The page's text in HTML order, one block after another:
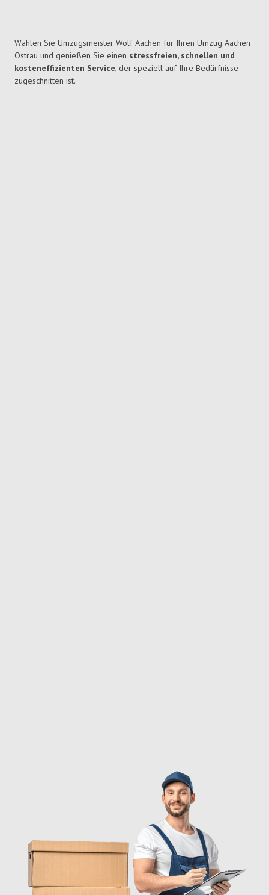
Wählen Sie Umzugsmeister Wolf Aachen für Ihren Umzug Aachen
Ostrau und genießen Sie einen stressfreien, schnellen und
kosteneffizienten Service, der speziell auf Ihre Bedürfnisse
zugeschnitten ist.